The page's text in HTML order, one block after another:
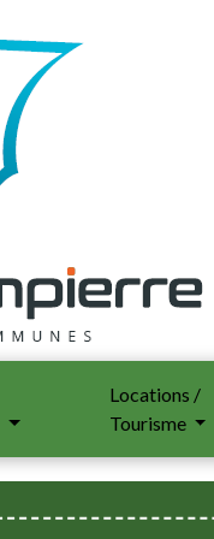
Locations /
Tourisme